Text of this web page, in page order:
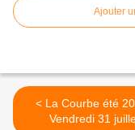
Ajouter
< La Courbe été 2020 :
Vendredi 31